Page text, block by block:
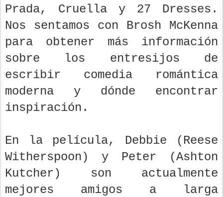
Prada, Cruella y 27 Dresses.
Nos sentamos con Brosh McKenna
para obtener más información
sobre los entresijos de
escribir comedia romántica
moderna y dónde encontrar
inspiración.
En la película, Debbie (Reese
Witherspoon) y Peter (Ashton
Kutcher) son actualmente
mejores amigos a larga